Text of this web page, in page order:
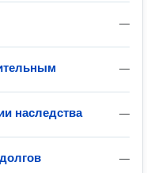
—
—
—
наследства
—